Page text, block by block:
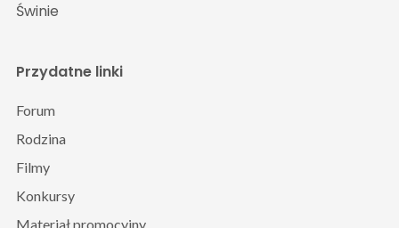
Świnie
Przydatne linki
Forum
Rodzina
Filmy
Konkursy
Materiał promocyjny